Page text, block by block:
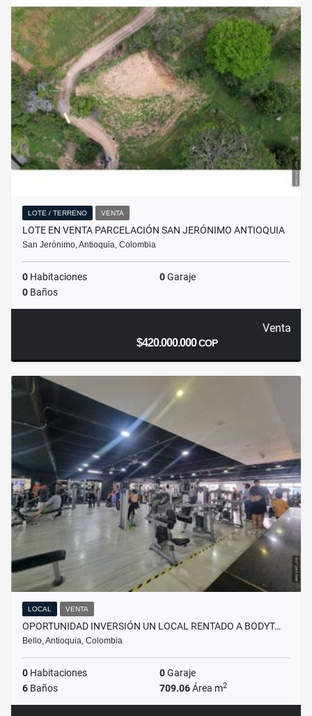
LOTE / TERRENO VENTA
LOTE EN VENTA PARCELACIÓN SAN JERÓNIMO ANTIOQUIA
San Jerónimo, Antioquia, Colombia
0 Habitaciones 0Garaje
0 Baños
Venta
$420.000.000COP
LOCAL VENTA
OPORTUNIDAD INVERSIÓN UN LOCAL RENTADO A BODYT…
Bello, Antioquia, Colombia
0 Habitaciones 0Garaje
6 Baños 709.06Área m2